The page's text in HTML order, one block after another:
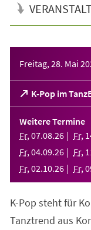
Freitag, 28. Mai
K-Pop im
(Öffnet
in
einem
neuen
Tab)
Weitere Termine
Fr, 07.08.26 Fr,
Fr, 04.09.26 Fr,
Fr, 02.10.26 Fr,
K-Pop steht für
Tanztrend aus